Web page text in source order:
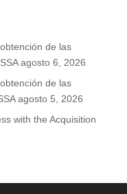
de las
agosto 6, 2026
de las
agosto 5, 2026
with the Acquisition